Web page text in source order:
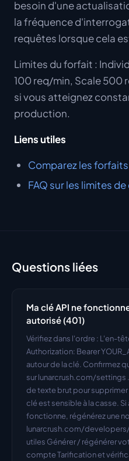
besoin d'une
la fréquence
requêtes lorsque cela
Limites du forfait :
100 req/min, Scale 500
si vous atteignez
production.
Liens utiles
Comparez les
FAQ sur les limites
Questions liées
Ma clé API ne
autorisé (401)
Vérifiez dans l'ordre : L'en-
Authorization: Bearer
autour de la clé. Confirmez
sur lunarcrush.com/settings
de texte brut pour
clé est sensible à la casse.
fonctionne, régénérez une
lunarcrush.com/
utiles Générer / régénérer
compte Tarification et